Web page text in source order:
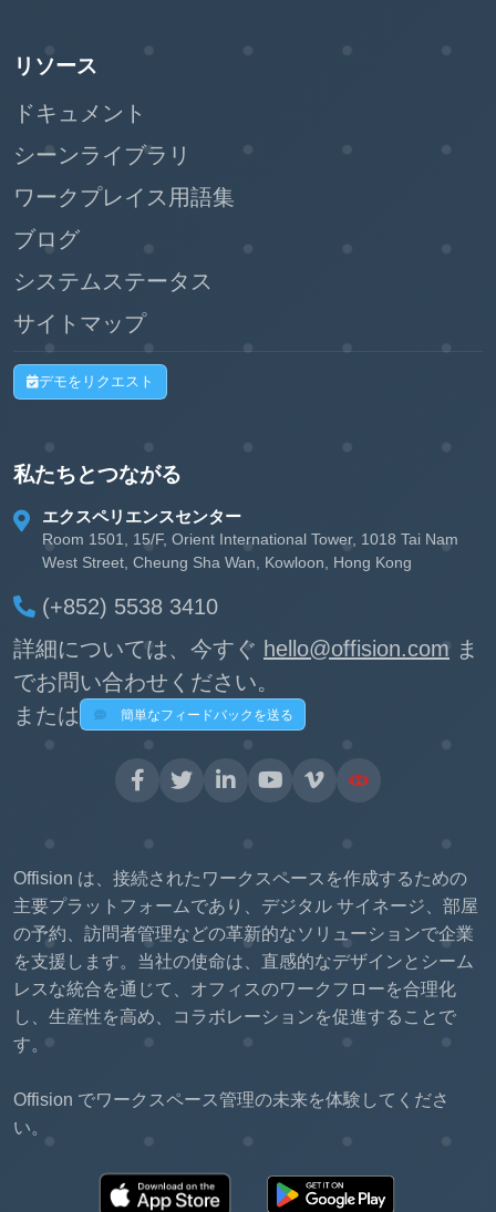
リソース
ドキュメント
シーンライブラリ
ワークプレイス用語集
ブログ
システムステータス
サイトマップ
デモをリクエスト
私たちとつながる
エクスペリエンスセンター
Room 1501, 15/F, Orient International Tower, 1018 Tai Nam
West Street, Cheung Sha Wan, Kowloon, Hong Kong
(+852) 5538 3410
詳細については、今すぐ hello@offision.com ま
でお問い合わせください。
または
簡単なフィードバックを送る
Offision は、接続されたワークスペースを作成するための
主要プラットフォームであり、デジタル サイネージ、部屋
の予約、訪問者管理などの革新的なソリューションで企業
を支援します。当社の使命は、直感的なデザインとシーム
レスな統合を通じて、オフィスのワークフローを合理化
し、生産性を高め、コラボレーションを促進することで
す。
Offision でワークスペース管理の未来を体験してくださ
い。